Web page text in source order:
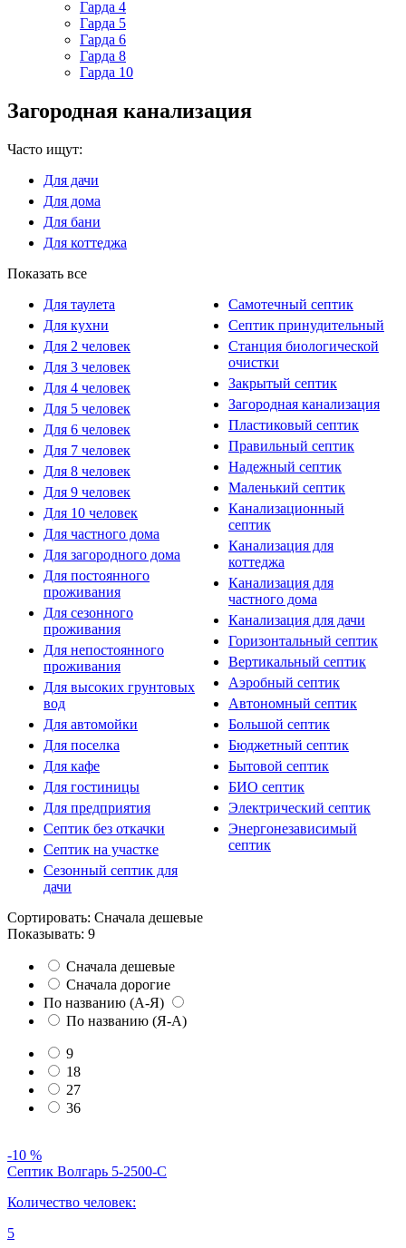
Гарда 4
Гарда 5
Гарда 6
Гарда 8
Гарда 10
Загородная канализация
Часто ищут:
Для дачи
Для дома
Для бани
Для коттеджа
Показать все
Для таулета
Для кухни
Для 2 человек
Для 3 человек
Для 4 человек
Для 5 человек
Для 6 человек
Для 7 человек
Для 8 человек
Для 9 человек
Для 10 человек
Для частного дома
Для загородного дома
Для постоянного
проживания
Для сезонного
проживания
Для непостоянного
проживания
Для высоких грунтовых
вод
Для автомойки
Для поселка
Для кафе
Для гостиницы
Для предприятия
Септик без откачки
Септик на участке
Сезонный септик для
дачи
Самотечный септик
Септик принудительный
Станция биологической
очистки
Закрытый септик
Загородная канализация
Пластиковый септик
Правильный септик
Надежный септик
Маленький септик
Канализационный
септик
Канализация для
коттеджа
Канализация для
частного дома
Канализация для дачи
Горизонтальный септик
Вертикальный септик
Аэробный септик
Автономный септик
Большой септик
Бюджетный септик
Бытовой септик
БИО септик
Электрический септик
Энергонезависимый
септик
Сортировать: Сначала дешевые
Показывать: 9
Сначала дешевые
Сначала дорогие
По названию (А-Я)
По названию (Я-А)
9
18
27
36
-10 %
Септик Волгарь 5-2500-С
Количество человек:
5